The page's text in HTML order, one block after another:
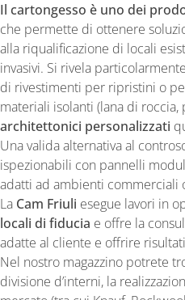
Il cartongesso è uno dei
che permette di ottenere
alla riqualificazione di locali
invasivi. Si rivela
di rivestimenti per ripristini o
materiali isolanti (lana di
architettonici personalizzati
Una valida alternativa al
ispezionabili con pannelli
adatti ad ambienti commerciali
La Cam Friuli esegue lavori in
locali di fiducia e offre la
adatte al cliente e offrire
Nel nostro magazzino potrete
divisione d’interni, la